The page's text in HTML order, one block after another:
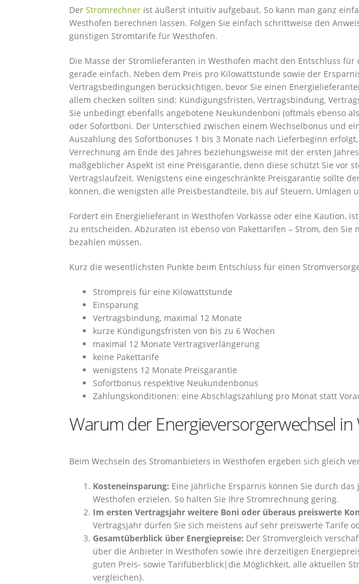
Der Stromrechner ist äußerst intuitiv aufgebaut. So kann man ganz
Westhofen berechnen lassen. Folgen Sie einfach schrittweise den
günstigen Stromtarife für Westhofen.
Die Masse der Stromlieferanten in Westhofen macht den Entschluss
gerade einfach. Neben dem Preis pro Kilowattstunde sowie der
Vertragsbedingungen berücksichtigen, bevor Sie einen
allem checken sollten sind: Kündigungsfristen, Vertragsbindung,
Sie unbedingt ebenfalls angebotene Neukundenboni (oftmals ebenso
oder Sofortboni. Der Unterschied zwischen einem Wechselbonus und
Auszahlung des Sofortbonuses 1 bis 3 Monate nach Lieferbeginn
Verrechnung am Ende des Jahres beziehungsweise mit der ersten
maßgeblicher Aspekt ist eine Preisgarantie, denn diese schützt Sie vor
Vertragslaufzeit. Wenigstens eine eingeschränkte Preisgarantie sollte
können, die wenigsten alle Preisbestandteile, bis auf Steuern, Umlagen
Fordert ein Energielieferant in Westhofen Vorkasse oder eine Kaution,
zu entscheiden. Abzuraten ist ebenso von Pakettarifen – Strom, den
bezahlen müssen.
Kurz die wesentlichsten Punkte beim Entschluss für einen
Strompreis für eine Kilowattstunde
Einsparung
Vertragsbindung, maximal 12 Monate
kurze Kündigungsfristen von bis zu 6 Wochen
maximal 12 Monate Vertragsverlängerung
keine Pakettarife
wenigstens 12 Monate Preisgarantie
Sofortbonus respektive Neukundenbonus
Zahlungskonditionen: eine Abschlagszahlung pro Monat statt
Warum der Energieversorgerwechsel
Beim Wechseln des Stromanbieters in Westhofen ergeben sich gleich
Kosteneinsparung: Eine jährliche Ersparnis können Sie durch
Westhofen erzielen. So halten Sie Ihre Stromrechnung gering.
Im ersten Vertragsjahr weitere Boni oder überaus preiswerte
Vertragsjahr dürfen Sie sich meistens auf sehr preiswerte Tarife
Gesamtüberblick über Energiepreise: Der Stromvergleich
über die Anbieter in Westhofen sowie ihre derzeitigen
guten Preis- sowie Tarifüberblick|die Möglichkeit, alle aktuellen
vergleichen}.